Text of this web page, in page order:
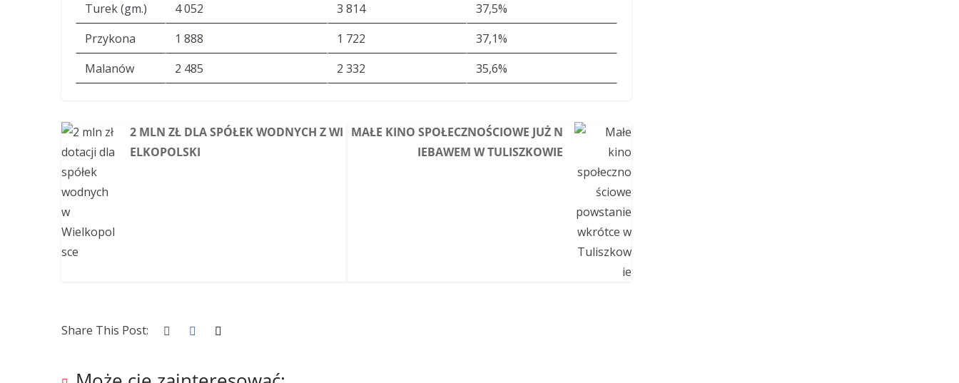
Turek (gm.)
4 052 3 814
37,5%
Przykona
1 888 1 722
37,1%
Malanów
2 485 2 332 35,6%
2 MLN ZŁ DLA SPÓŁEK WODNYCH Z WI
ELKOPOLSKI
MAŁE KINO SPOŁECZNOŚCIOWE JUŻ N
IEBAWEM W TULISZKOWIE
Share This Post: